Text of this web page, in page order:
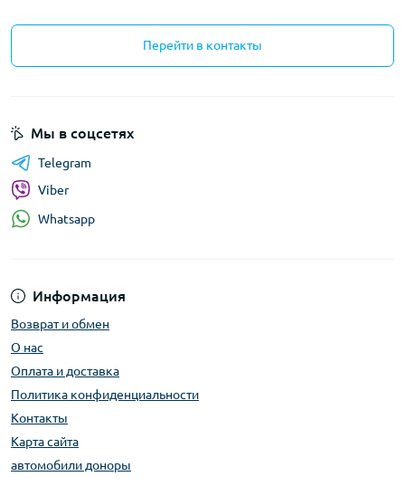
Перейти в контакты
Информация
Возврат и обмен
О нас
Оплата и доставка
Политика конфиденциальности
Контакты
Карта сайта
автомобили доноры
Мы в соцсетях
Telegram
Viber
Whatsapp